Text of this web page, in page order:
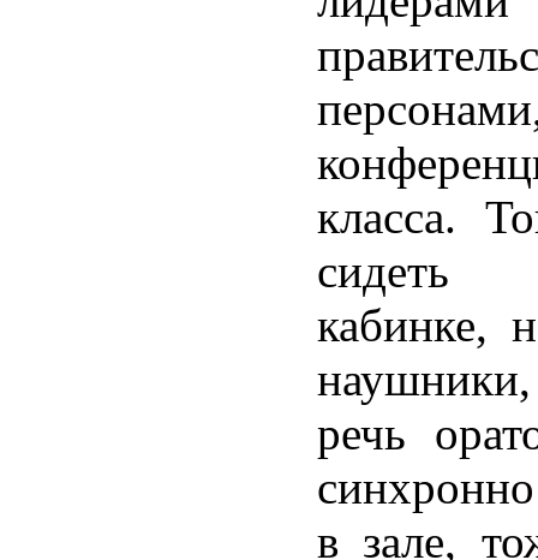
класса.
сидеть
кабинке,
речь
в зале,